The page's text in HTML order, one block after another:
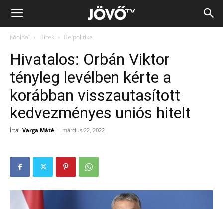
Jövő
Főoldal Hírek Belpolitika
Hivatalos: Orbán Viktor
tényleg levélben kérte a
korábban visszautasított
kedvezményes uniós hitelt
Írta: Varga Máté - március 22, 2022